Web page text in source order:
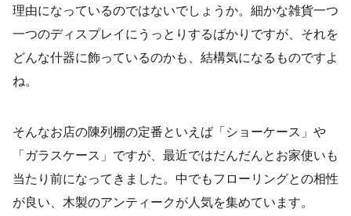
理由になっているのではないでしょうか。細かな雑貨一つ
一つのディスプレイにうっとりするばかりですが、それを
どんな什器に飾っているのかも、結構気になるものですよ
ね。
そんなお店の陳列棚の定番といえば「ショーケース」や
「ガラスケース」ですが、最近ではだんだんとお家使いも
当たり前になってきました。中でもフローリングとの相性
が良い、木製のアンティークが人気を集めています。